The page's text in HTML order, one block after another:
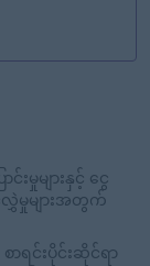
းမှုများနှင့် ငွေ
ေလွှဲမှုများအတွက်
ာရင်းပိုင်းဆိုင်ရာ